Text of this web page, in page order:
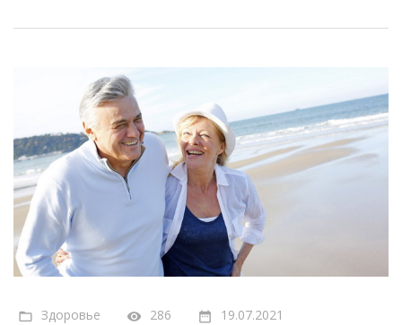
Здоровье 286 19.07.2021